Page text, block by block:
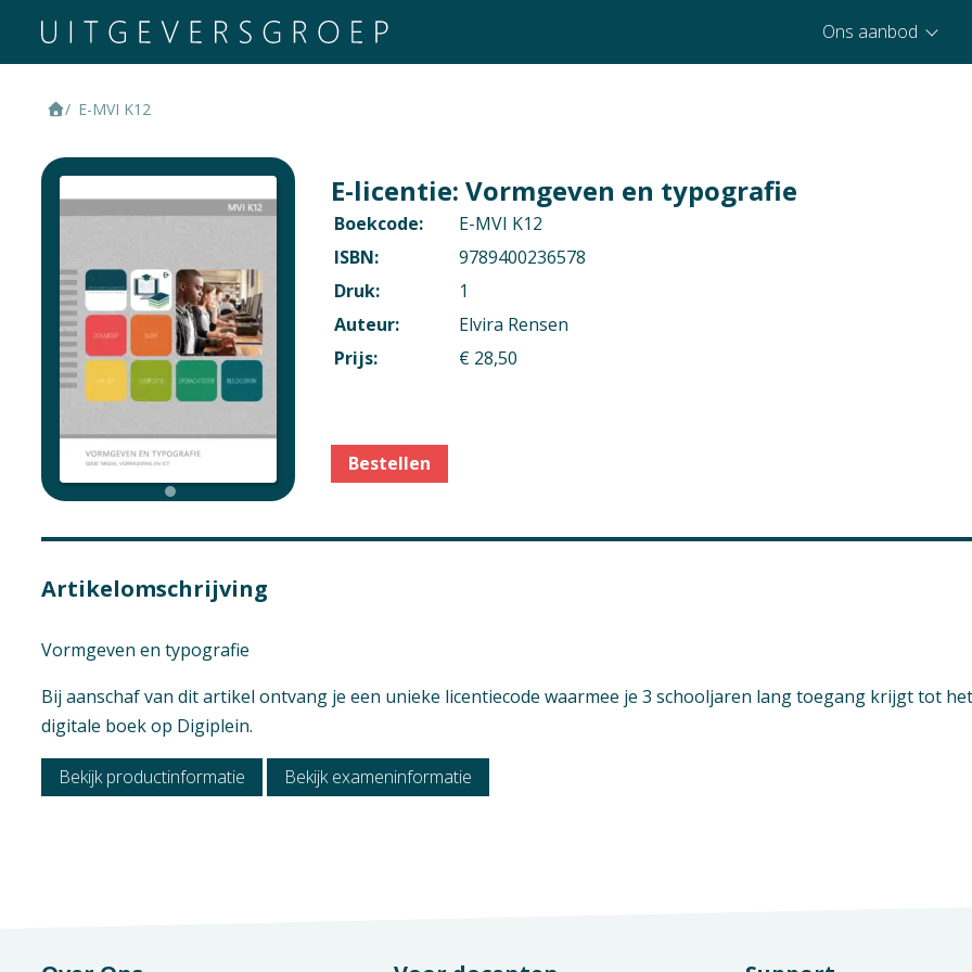
Vak
Opleiding / Kwalificatiedossier
Verschijningsvorm
Aantal pagina's
Ons aanbod
E-MVI K12
E-licentie: Vormgeven en typografie
Boekcode:
E-MVI K12
ISBN:
9789400236578
Druk:
1
Auteur:
Elvira Rensen
Prijs:
€ 28,50
Bestellen
Artikelomschrijving
Vormgeven en typografie
Bij aanschaf van dit artikel ontvang je een unieke licentiecode waarmee je 3 schooljaren lang toegang krijgt tot het
digitale boek op Digiplein.
Bekijk productinformatie Bekijk exameninformatie